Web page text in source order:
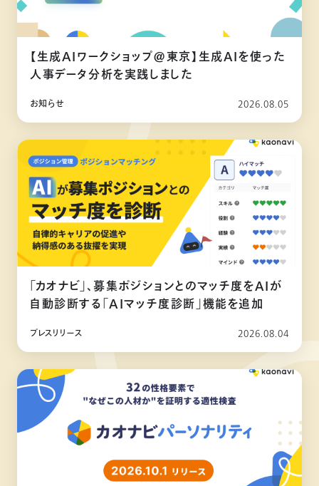
【生成AIワークショップ@東京】生成AIを使った
人事データ分析を実践しました
お知らせ 2026.08.05
「カオナビ」、募集ポジションとのマッチ度をAIが
自動診断する「AIマッチ度診断」機能を追加
プレスリリース 2026.08.04